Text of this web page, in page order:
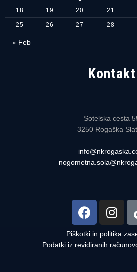
« Feb
18 19 20 21
25 26 27 28
Kontakt
Sotelska cesta
3250 Rogaška
Piškotki in politika
Podatki iz revidiranih